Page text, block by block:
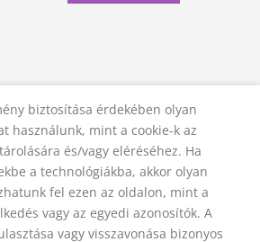
NYILATKOZAT
ÁSZF
SZÁLLÍTÁSI FELTÉTELEK
A SZERZŐDÉSTŐL
biztosítása érdekében olyan
használunk, mint a cookie-k az
és/vagy eléréséhez. Ha
a technológiákba, akkor olyan
fel ezen az oldalon, mint a
vagy az egyedi azonosítók. A
vagy visszavonása bizonyos